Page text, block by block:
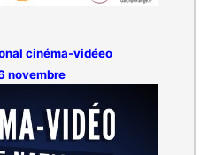
cinéma-vidéeo
novembre